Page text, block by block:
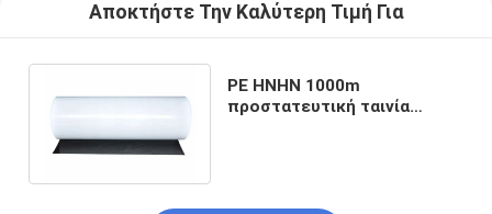
Αποκτήστε Την Καλύτερη Τιμή Για
PE HNHN 1000m
προστατευτική ταινία